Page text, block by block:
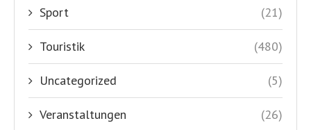
Sport (21)
Touristik (480)
Uncategorized (5)
Veranstaltungen (26)